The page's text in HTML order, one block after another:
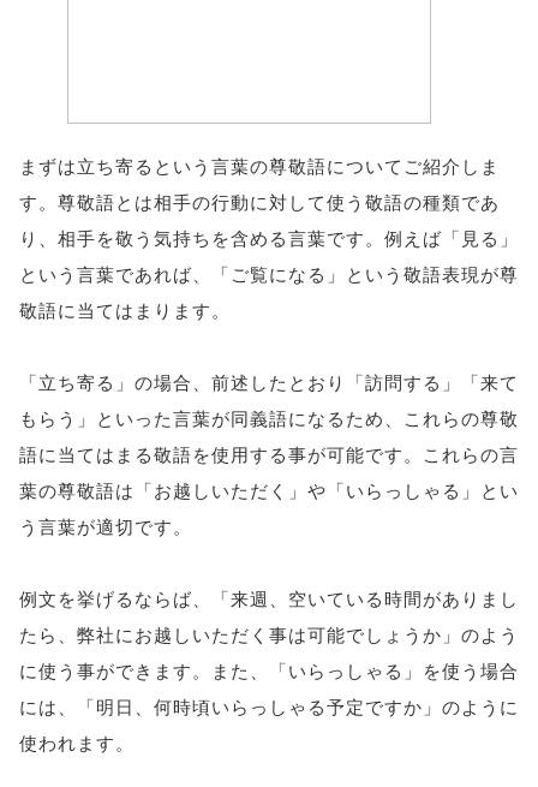
まずは立ち寄るという言葉の尊敬語についてご紹介しま
す。尊敬語とは相手の行動に対して使う敬語の種類であ
り、相手を敬う気持ちを含める言葉です。例えば「見る」
という言葉であれば、「ご覧になる」という敬語表現が尊
敬語に当てはまります。
「立ち寄る」の場合、前述したとおり「訪問する」「来て
もらう」といった言葉が同義語になるため、これらの尊敬
語に当てはまる敬語を使用する事が可能です。これらの言
葉の尊敬語は「お越しいただく」や「いらっしゃる」とい
う言葉が適切です。
例文を挙げるならば、「来週、空いている時間がありまし
たら、弊社にお越しいただく事は可能でしょうか」のよう
に使う事ができます。また、「いらっしゃる」を使う場合
には、「明日、何時頃いらっしゃる予定ですか」のように
使われます。